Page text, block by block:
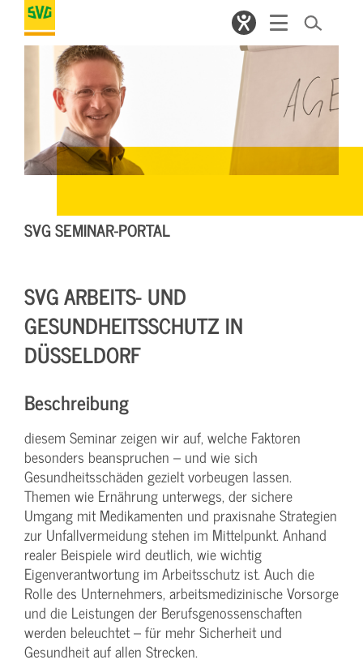
SVG SEMINAR-PORTAL
SVG ARBEITS- UND
GESUNDHEITSSCHUTZ IN
DÜSSELDORF
Beschreibung
diesem Seminar zeigen wir auf, welche Faktoren
besonders beanspruchen – und wie sich
Gesundheitsschäden gezielt vorbeugen lassen.
Themen wie Ernährung unterwegs, der sichere
Umgang mit Medikamenten und praxisnahe Strategien
zur Unfallvermeidung stehen im Mittelpunkt. Anhand
realer Beispiele wird deutlich, wie wichtig
Eigenverantwortung im Arbeitsschutz ist. Auch die
Rolle des Unternehmers, arbeitsmedizinische Vorsorge
und die Leistungen der Berufsgenossenschaften
werden beleuchtet – für mehr Sicherheit und
Gesundheit auf allen Strecken.